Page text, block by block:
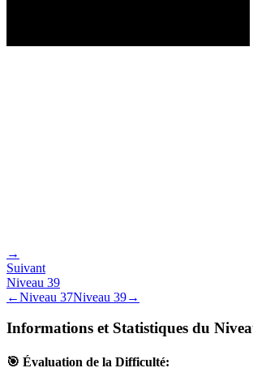
→
Suivant
Niveau 39
←Niveau 37Niveau 39→
Informations et Statistiques du
🎯 Évaluation de la Difficulté: